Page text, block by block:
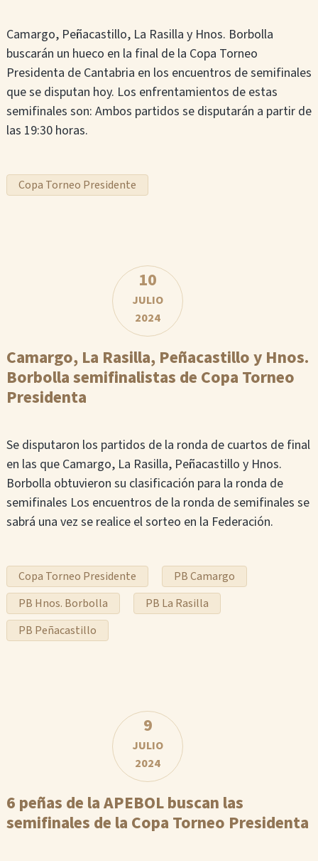
Camargo, Peñacastillo, La Rasilla y Hnos. Borbolla
buscarán un hueco en la final de la Copa Torneo
Presidenta de Cantabria en los encuentros de semifinales
que se disputan hoy. Los enfrentamientos de estas
semifinales son: Ambos partidos se disputarán a partir de
las 19:30 horas.
Copa Torneo Presidente
10
JULIO
2024
Camargo, La Rasilla, Peñacastillo y Hnos.
Borbolla semifinalistas de Copa Torneo
Presidenta
Se disputaron los partidos de la ronda de cuartos de final
en las que Camargo, La Rasilla, Peñacastillo y Hnos.
Borbolla obtuvieron su clasificación para la ronda de
semifinales Los encuentros de la ronda de semifinales se
sabrá una vez se realice el sorteo en la Federación.
Copa Torneo Presidente
PB Camargo
PB Hnos. Borbolla
PB La Rasilla
PB Peñacastillo
9
JULIO
2024
6 peñas de la APEBOL buscan las
semifinales de la Copa Torneo Presidenta